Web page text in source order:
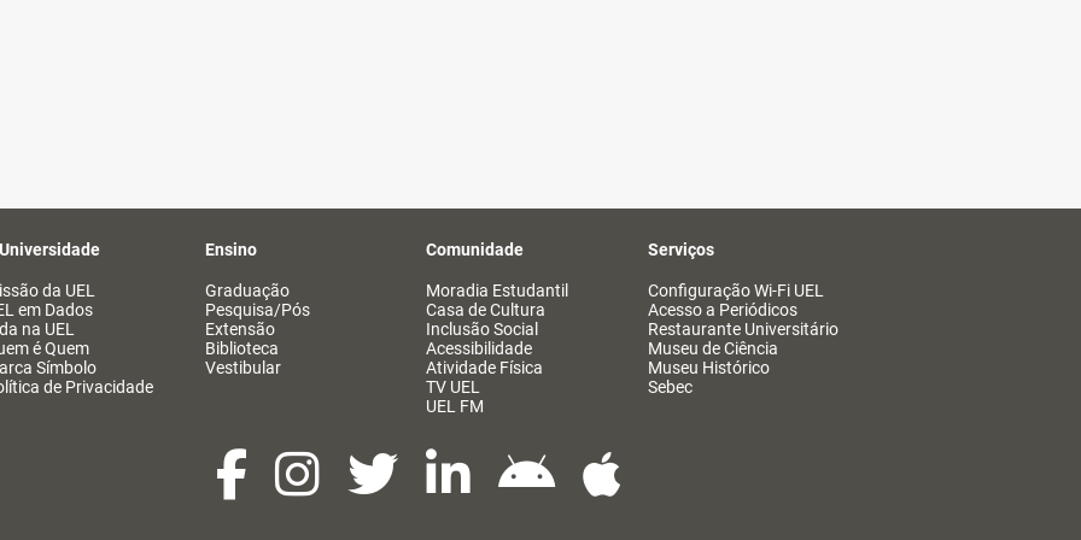
da UEL
em Dados
na UEL
é Quem
Símbolo
de Privacidade
Ensino
Graduação
Pesquisa/Pós
Extensão
Biblioteca
Vestibular
Comunidade
Moradia Estudantil
Casa de Cultura
Inclusão Social
Acessibilidade
Atividade Física
TV UEL
UEL FM
Serviços
Configuração Wi-Fi UEL
Acesso a Periódicos
Restaurante Universitário
Museu de Ciência
Museu Histórico
Sebec